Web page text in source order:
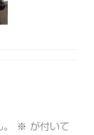
※ が付いて